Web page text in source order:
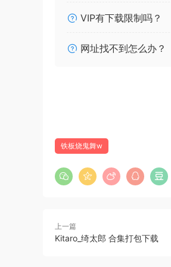
VIP有下载限制吗？
网址找不到怎么办？
铁板烧鬼舞w
上一篇
Kitaro_绮太郎 合集打包下载